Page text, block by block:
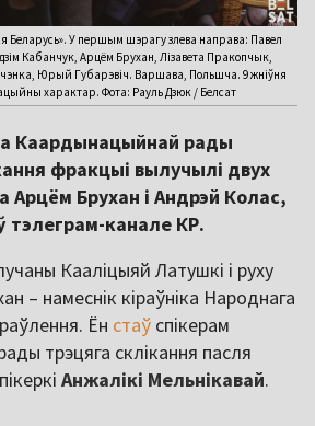
Беларусь». У першым шэрагу злева направа: Павел
Кабанчук, Арцём Брухан, Лізавета Пракопчык,
Юрый Губарэвіч. Варшава, Польшча. 9 жніўня
характар. Фота: Рауль Дзюк / Белсат
Каардынацыйнай рады
фракцыі вылучылі двух
Арцём Брухан і Андрэй Колас,
тэлеграм-канале КР.
Кааліцыяй Латушкі і руху
– намеснік кіраўніка Народнага
Ён стаў спікерам
трэцяга склікання пасля
Анжалікі Мельнікавай.